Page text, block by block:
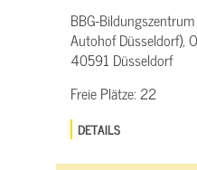
BBG-
Autohof Düsseldorf),
40591 Düsseldorf
Freie Plätze:22
DETAILS